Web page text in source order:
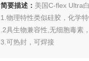
简要描述： 美国C-flex Ultra
1.物理特性类似硅胶，化学
.2具生物兼容性,无细胞毒素
3.可热封，可焊接